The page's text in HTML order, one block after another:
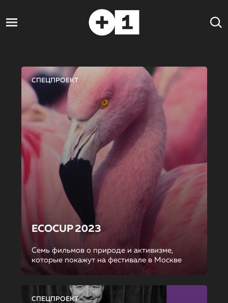
СПЕЦПРОЕКТ
ECOCUP 2023
Семь фильмов о природе и активизме,
которые покажут на фестивале в Москве
СПЕЦПРОЕКТ